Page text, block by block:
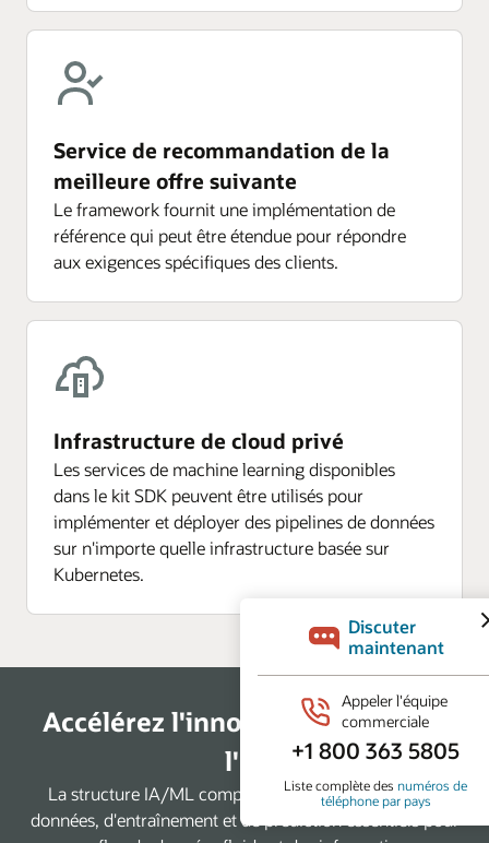
Service de recommandation de la
meilleure offre suivante
Le framework fournit une implémentation de
référence qui peut être étendue pour répondre
aux exigences spécifiques des clients.
Infrastructure de cloud privé
Les services de machine learning disponibles
dans le kit SDK peuvent être utilisés pour
implémenter et déployer des pipelines de données
sur n'importe quelle infrastructure basée sur
Kubernetes.
Accélérez l'innovation basée sur
l'IA
La structure IA/ML comprend des microservices de
données, d'entraînement et de prédiction essentiels pour